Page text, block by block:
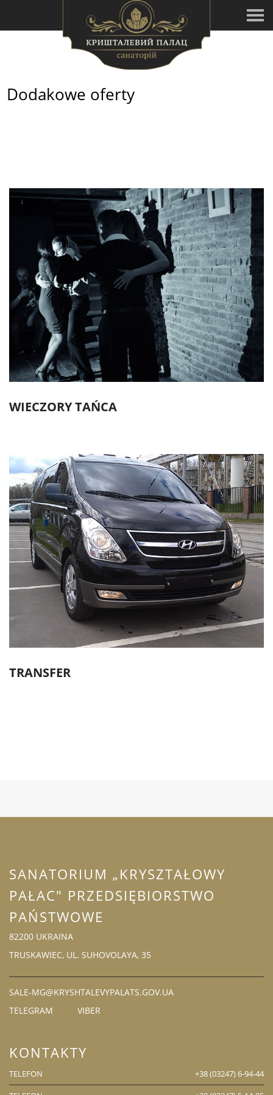
Dodakowe oferty
WIECZORY TAŃCA
TRANSFER
SANATORIUM „KRYSZTAŁOWY
PAŁAC" PRZEDSIĘBIORSTWO
PAŃSTWOWE
82200 UKRAINA
TRUSKAWIEC, UL. SUHOVOLAYA, 35
SALE-MG@KRYSHTALEVYPALATS.GOV.UA
TELEGRAM
VIBER
KONTAKTY
TELEFON
+38 (03247) 6-94-44